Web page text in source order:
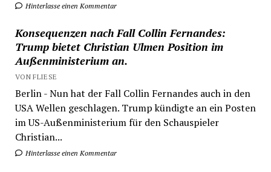
Hinterlasse einen Kommentar
Konsequenzen nach Fall Collin Fernandes:
Trump bietet Christian Ulmen Position im
Außenministerium an.
VON FLIESE
Berlin - Nun hat der Fall Collin Fernandes auch in den
USA Wellen geschlagen. Trump kündigte an ein Posten
im US-Außenministerium für den Schauspieler
Christian...
Hinterlasse einen Kommentar